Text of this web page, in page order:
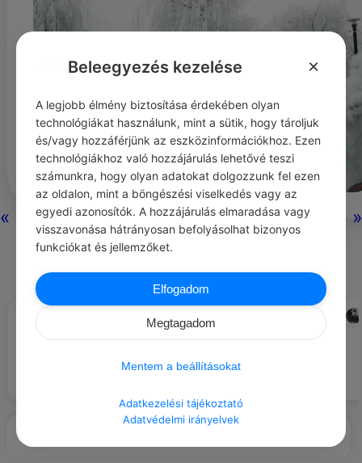
« »
0 0 0 409
Nincs még hozzászólás.
#EZT BESZÉLIK…
Régen a gyerekek a szabadban
LUCY MAUD MONTGOMERY
Beleegyezés kezelése ×
A legjobb élmény biztosítása érdekében olyan
technológiákat használunk, mint a sütik, hogy tároljuk
és/vagy hozzáférjünk az eszközinformációkhoz. Ezen
technológiákhoz való hozzájárulás lehetővé teszi
számunkra, hogy olyan adatokat dolgozzunk fel ezen
az oldalon, mint a böngészési viselkedés vagy az
egyedi azonosítók. A hozzájárulás elmaradása vagy
visszavonása hátrányosan befolyásolhat bizonyos
funkciókat és jellemzőket.
Elfogadom
Megtagadom
Mentem a beállításokat
Adatkezelési tájékoztató
Adatvédelmi irányelvek